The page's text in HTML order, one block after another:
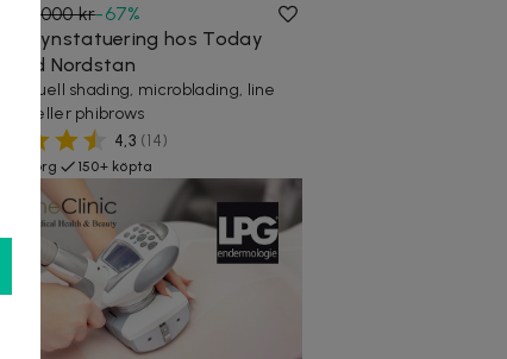
3 000 kr-67%
hos Today
vid Nordstan
shading, microblading, line
eller phibrows
4,3 (14)
150+ köpta